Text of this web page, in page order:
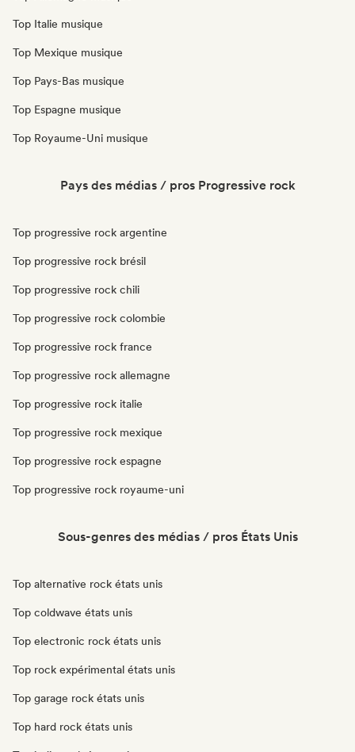
Top Italie musique
Top Mexique musique
Top Pays-Bas musique
Top Espagne musique
Top Royaume-Uni musique
Pays des médias / pros Progressive rock
Top progressive rock argentine
Top progressive rock brésil
Top progressive rock chili
Top progressive rock colombie
Top progressive rock france
Top progressive rock allemagne
Top progressive rock italie
Top progressive rock mexique
Top progressive rock espagne
Top progressive rock royaume-uni
Sous-genres des médias / pros États Unis
Top alternative rock états unis
Top coldwave états unis
Top electronic rock états unis
Top rock expérimental états unis
Top garage rock états unis
Top hard rock états unis